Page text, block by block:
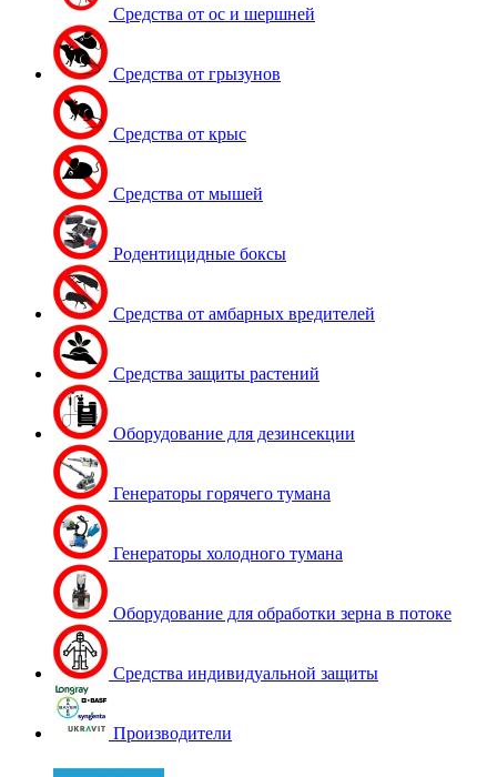
Средства от ос и шершней
Средства от грызунов
Средства от крыс
Средства от мышей
Родентицидные боксы
Средства от амбарных вредителей
Средства защиты растений
Оборудование для дезинсекции
Генераторы горячего тумана
Генераторы холодного тумана
Оборудование для обработки зерна в потоке
Средства индивидуальной защиты
Производители